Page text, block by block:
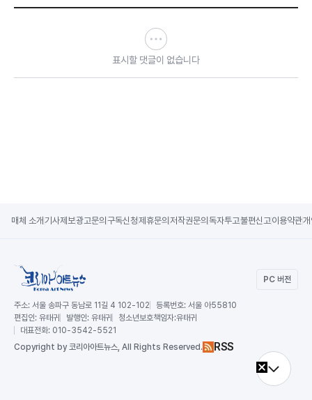
표시할 댓글이 없습니다
매체 소개 기사제보광고문의 구독신청제휴문의 저작권문의 독자투고불편신고이용약관
PC 버전
주소: 서울 송파구 동남로 11길 4 102-102 등록번호: 서울 아55810
편집인: 유태귀 발행인: 유태귀 청소년보호책임자:유태귀
대표전화: 010-3542-5521
Copyright by 코리아아트뉴스, All Rights Reserved. RSS